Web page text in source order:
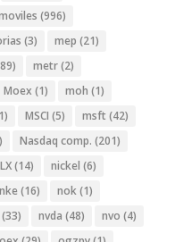
(996)
(3) mep (21)
metr(2)
Moex (1) moh (1)
MSCI (5) msft (42)
Nasdaq comp. (201)
(14) nickel (6)
nke (16) nok(1)
(33) nvda (48) nvo (4)